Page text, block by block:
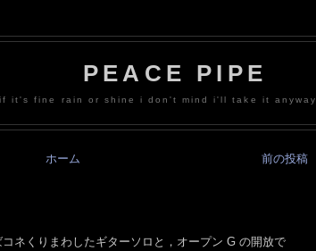
PEACE PIPE
if it's fine rain or shine i don't mind i'll take it anyway
前の投稿
ホーム
ネくりまわしたギターソロと，オープン G の開放で